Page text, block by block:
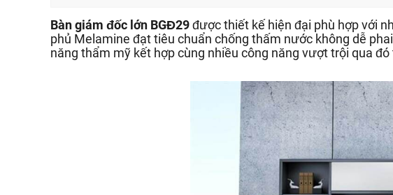
Bàn giám đốc lớn BGĐ29được thiết kế hiện đại phù hợp với
phủ Melamine đạt tiêu chuẩn chống thấm nước không dễ
năng thẩm mỹ kết hợp cùng nhiều công năng vượt trội qua